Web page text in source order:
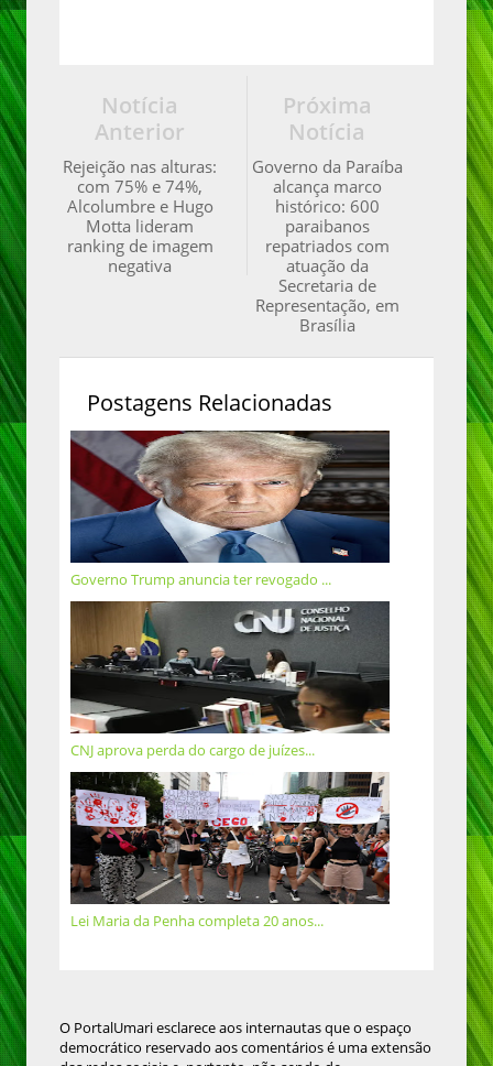
Próxima
Notícia
Governo da Paraíba
alcança marco
histórico: 600
paraibanos
repatriados com
atuação da
Secretaria de
Representação, em
Brasília
Notícia
Anterior
Rejeição nas alturas:
com 75% e 74%,
Alcolumbre e Hugo
Motta lideram
ranking de imagem
negativa
Postagens Relacionadas
Governo Trump anuncia ter revogado ...
CNJ aprova perda do cargo de juízes...
Lei Maria da Penha completa 20 anos...
O PortalUmari esclarece aos internautas que o espaço
democrático reservado aos comentários é uma extensão